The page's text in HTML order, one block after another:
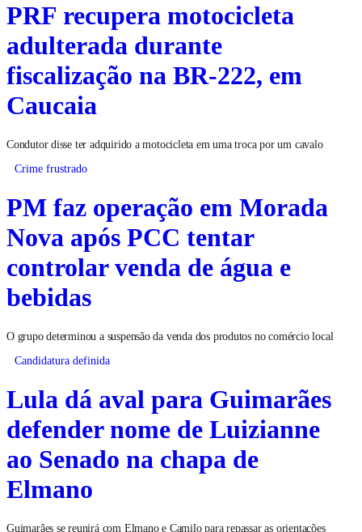
PRF recupera motocicleta
adulterada durante
fiscalização na BR-222, em
Caucaia
Condutor disse ter adquirido a motocicleta em uma troca por um cavalo
Crime frustrado
PM faz operação em Morada
Nova após PCC tentar
controlar venda de água e
bebidas
O grupo determinou a suspensão da venda dos produtos no comércio local
Candidatura definida
Lula dá aval para Guimarães
defender nome de Luizianne
ao Senado na chapa de
Elmano
Guimarães se reunirá com Elmano e Camilo para repassar as orientações